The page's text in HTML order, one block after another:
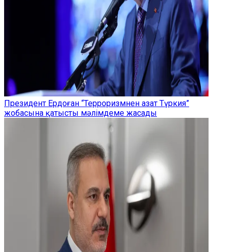
Президент Ердоған “Терроризмнен азат Түркия”
жобасына қатысты мәлімдеме жасады